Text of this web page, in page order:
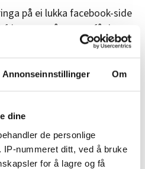
Annonseinnstillinger Om
dine
de personlige
nummeret ditt, ved å bruke
for å lagre og få
på ei lukka facebook-side
frisørene, så mange får i
sier
maya renne Nyheter